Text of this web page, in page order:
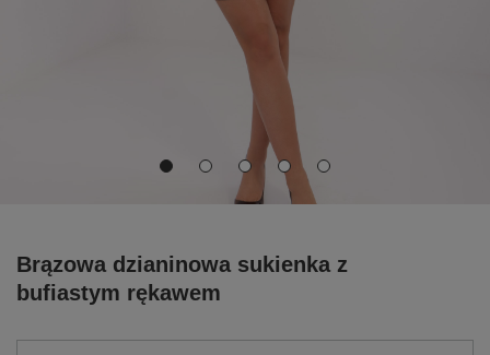
Brązowa dzianinowa sukienka z
bufiastym rękawem